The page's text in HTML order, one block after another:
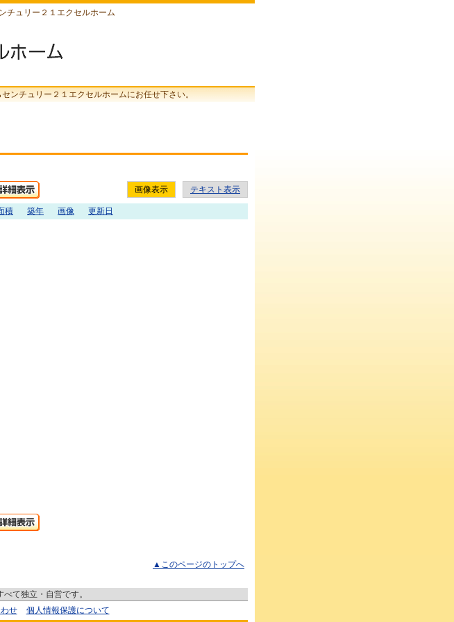
チュリー２１エクセルホーム
ンチュリー２１エクセルホームにお任せ下さい。
画像表示 テキスト表示
積 築年 画像 更新日
▲このページのトップへ
て独立・自営です。
せ 個人情報保護について